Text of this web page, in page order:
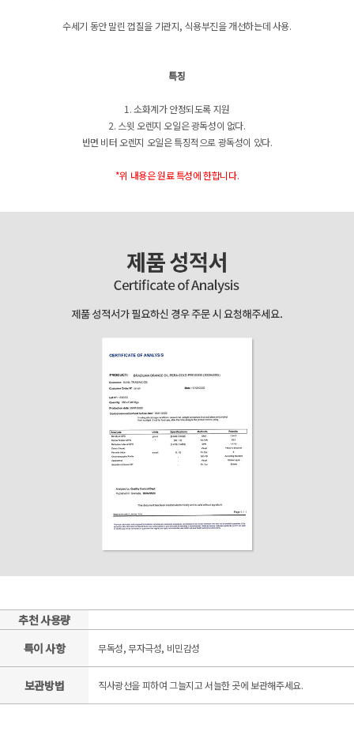
수세기 동안 말린 껍질을 기관지, 식용부진을 개선하는데 사용.
특징
1. 소화계가 안정되도록 지원
2. 스윗 오렌지 오일은 광독성이 없다.
반면 비터 오렌지 오일은 특징적으로 광독성이 있다.
*위 내용은 원료 특성에 한합니다.
추천 사용량
특이 사항
무독성, 무자극성, 비민감성
보관방법 직사광선을 피하여 그늘지고 서늘한 곳에 보관해주세요.